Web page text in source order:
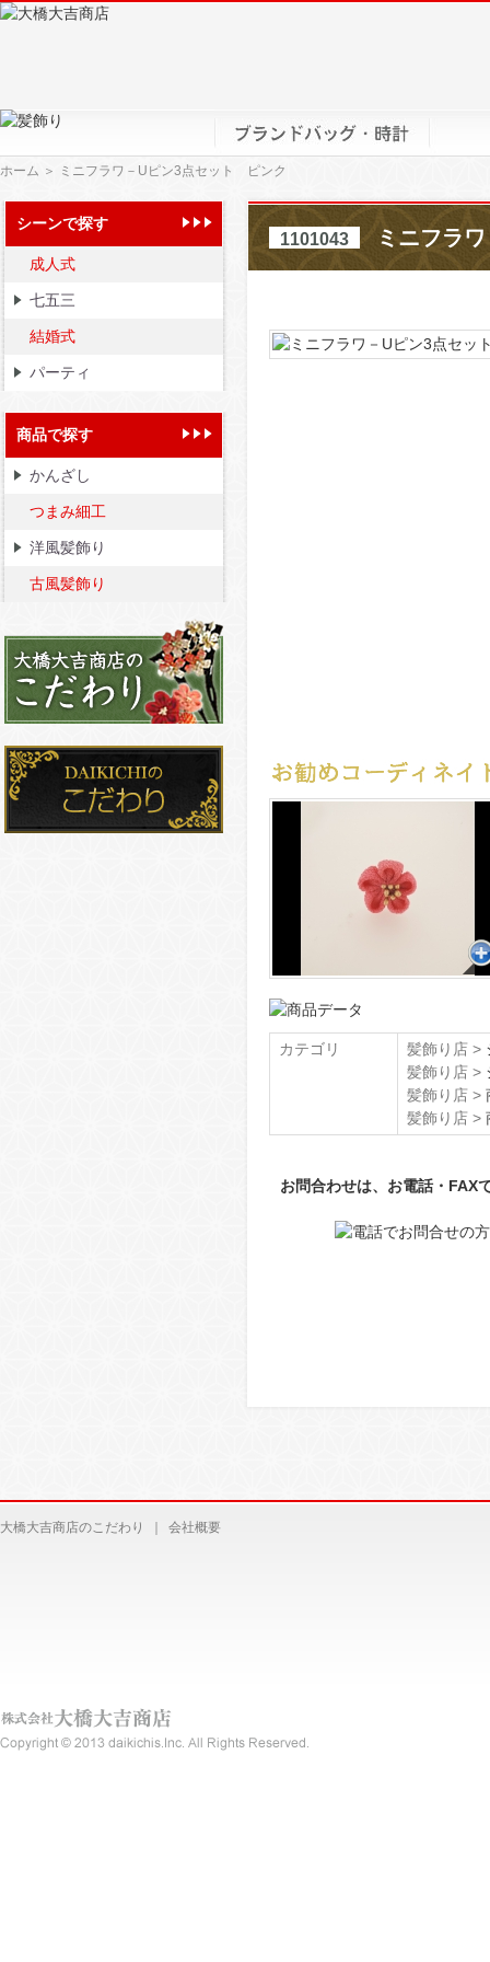
ホーム ＞ ミニフラワ－Uピン3点セット ピンク
1101043 ミニフラ
カテゴリ 髪飾り店 >
髪飾り店 >
髪飾り店 >
髪飾り店 >
お問合わせは、お電話・FAX
シーンで探す
成人式
七五三
結婚式
パーティ
商品で探す
かんざし
つまみ細工
洋風髪飾り
古風髪飾り
大橋大吉商店のこだわり 会社概要